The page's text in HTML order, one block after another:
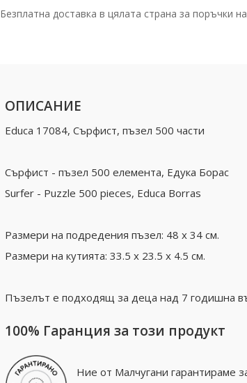
Безплатна доставка в цялата страна за поръчки
ОПИСАНИЕ
Educa 17084, Сърфист, пъзел 500 части
Сърфист - пъзел 500 елемента, Едука Борас
Surfer - Puzzle 500 pieces, Educa Borras
Размери на подредения пъзел: 48 x 34 см.
Размери на кутията: 33.5 x 23.5 x 4.5 см.
Пъзелът е подходящ за деца над 7 годишна
100% Гаранция за този продукт
Ние от Малчугани гарантираме